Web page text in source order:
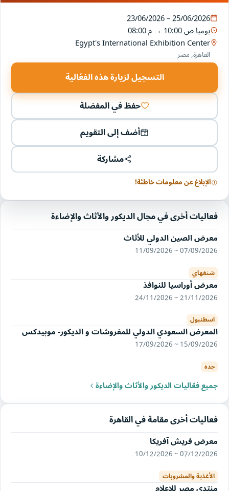
23/06/2026 – 25/06/2026
يوميا10:00 ص →08:00 م
Egypt's International Exhibition Center
القاهرة, مصر
التسجيل لزيارة هذه الفعّالية
حفظ في المفضلة
أضف إلى التقويم
مشاركة
الإبلاغ عن معلومات خاطئة!
فعاليات أخرى في مجال الديكور والأثاث والإضاءة
معرض الصين الدولي للأثاث
07/09/2026 ~ 11/09/2026
شنغهاي
معرض أوراسيا للنوافذ
21/11/2026 ~ 24/11/2026
اسطنبول
المعرض السعودي الدولي للمفروشات و الديكور- موبيدكس
15/09/2026 ~ 17/09/2026
جده
جميع فعّاليات الديكور والأثاث والإضاءة
فعاليات أخرى مقامة في القاهرة
معرض فريش آفريكا
07/12/2026 ~ 10/12/2026
الأغذية والمشروبات